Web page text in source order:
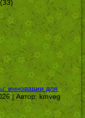
инновации для
| Автор:kmveg